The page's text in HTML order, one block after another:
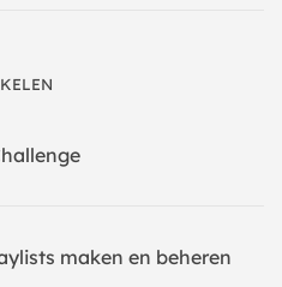
maken en beheren